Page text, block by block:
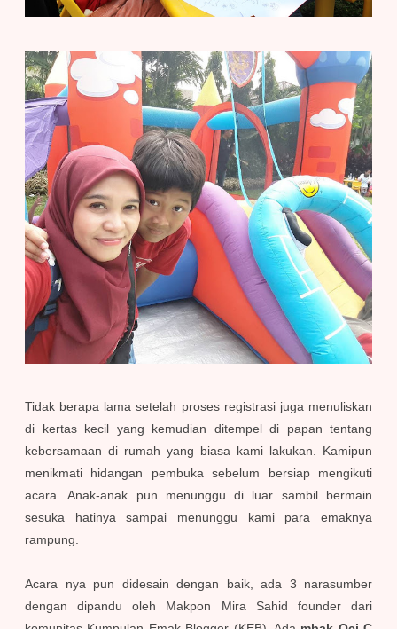
Tidak berapa lama setelah proses registrasi juga menuliskan
di kertas kecil yang kemudian ditempel di papan tentang
kebersamaan di rumah yang biasa kami lakukan. Kamipun
menikmati hidangan pembuka sebelum bersiap mengikuti
acara. Anak-anak pun menunggu di luar sambil bermain
sesuka hatinya sampai menunggu kami para emaknya
rampung.
Acara nya pun didesain dengan baik, ada 3 narasumber
dengan dipandu oleh Makpon Mira Sahid founder dari